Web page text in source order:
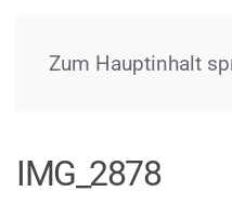
Zum Hauptinhalt
IMG_2878